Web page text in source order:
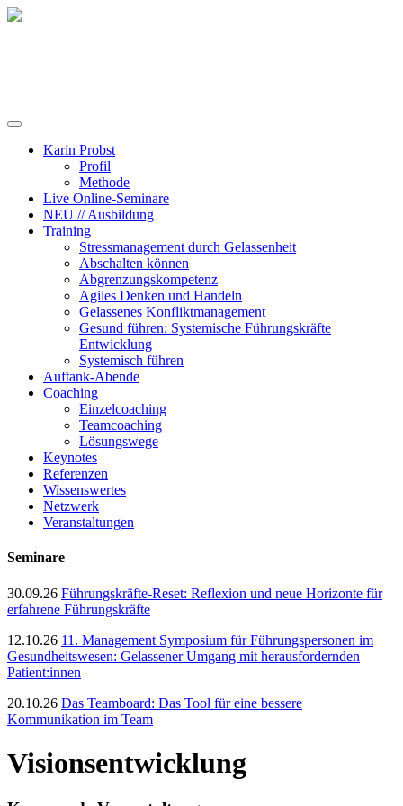
Karin Probst
Profil
Methode
Live Online-Seminare
NEU // Ausbildung
Training
Stressmanagement durch Gelassenheit
Abschalten können
Abgrenzungskompetenz
Agiles Denken und Handeln
Gelassenes Konfliktmanagement
Gesund führen: Systemische Führungskräfte
Entwicklung
Systemisch führen
Auftank-Abende
Coaching
Einzelcoaching
Teamcoaching
Lösungswege
Keynotes
Referenzen
Wissenswertes
Netzwerk
Veranstaltungen
Seminare
30.09.26 Führungskräfte-Reset: Reflexion und neue Horizonte für
erfahrene Führungskräfte
12.10.26 11. Management Symposium für Führungspersonen im
Gesundheitswesen: Gelassener Umgang mit herausfordernden
Patient:innen
20.10.26 Das Teamboard: Das Tool für eine bessere
Kommunikation im Team
Visionsentwicklung